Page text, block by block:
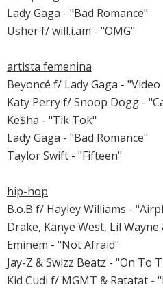
Lady Gaga - "Bad Romance"
Usher f/ will.i.am - "OMG"
artista femenina
Beyoncé f/ Lady Gaga -
Katy Perry f/ Snoop Dogg -
Ke$ha - "Tik Tok"
Lady Gaga - "Bad Romance"
Taylor Swift - "Fifteen"
hip-hop
B.o.B f/ Hayley Williams -
Drake, Kanye West, Lil
Eminem - "Not Afraid"
Jay-Z & Swizz Beatz - "On To
Kid Cudi f/ MGMT & Ratatat -